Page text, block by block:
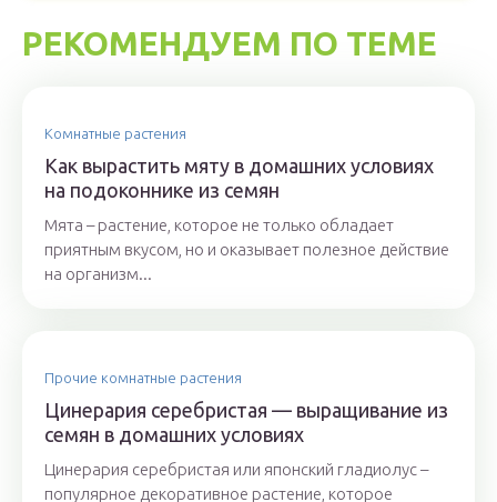
РЕКОМЕНДУЕМ ПО ТЕМЕ
Комнатные растения
Как вырастить мяту в домашних условиях
на подоконнике из семян
Мята – растение, которое не только обладает
приятным вкусом, но и оказывает полезное действие
на организм...
Прочие комнатные растения
Цинерария серебристая — выращивание из
семян в домашних условиях
Цинерария серебристая или японский гладиолус –
популярное декоративное растение, которое